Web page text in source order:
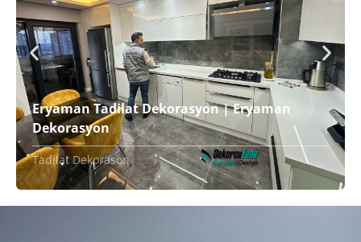
Eryaman Tadilat Dekorasyon | Eryaman
Dekorasyon
Tadilat Dekorason